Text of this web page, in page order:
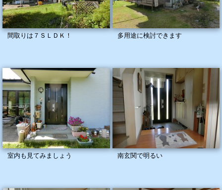
間取りは７ＳＬＤＫ！ 多用途に検討できます
室内も見てみましょう 南玄関で明るい